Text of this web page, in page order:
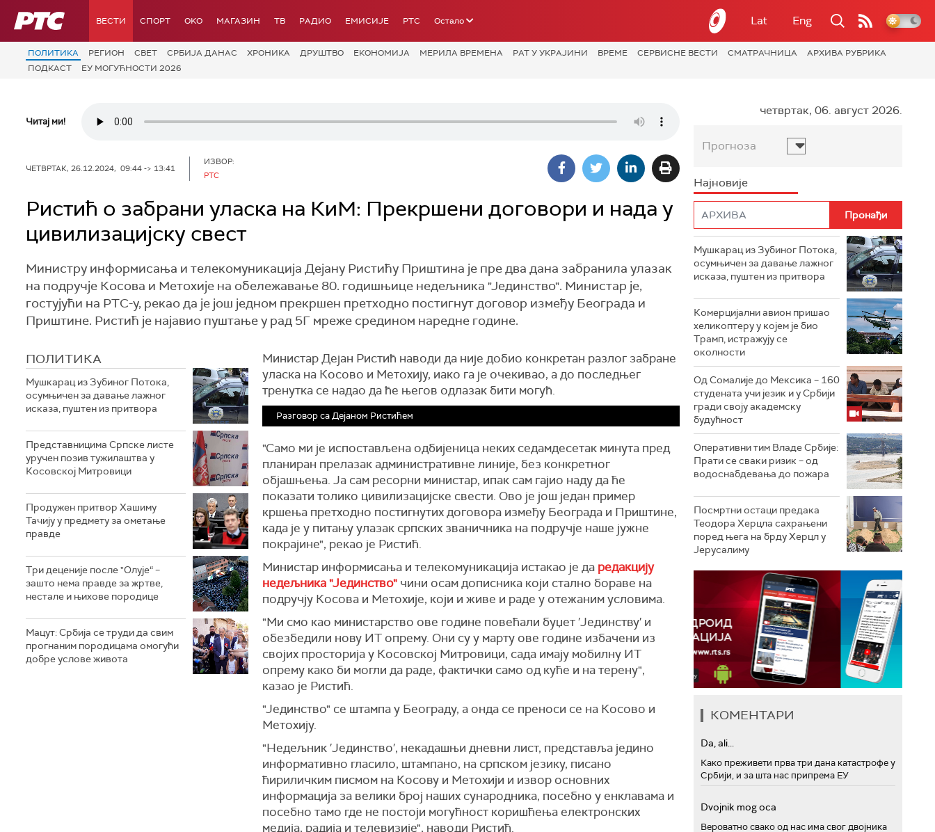
РТС ВЕСТИ СПОРТ OKO МАГАЗИН ТВ РАДИО ЕМИСИЈЕ РТС Остало Lat Eng
ПОЛИТИКА РЕГИОН СВЕТ СРБИЈА ДАНАС ХРОНИКА ДРУШТВО ЕКОНОМИЈА МЕРИЛА ВРЕМЕНА РАТ У УКРАЈИНИ ВРЕМЕ СЕРВИСНЕ ВЕСТИ СМАТРАЧНИЦА
АРХИВА РУБРИКА
ПОДКАСТ
ЕУ МОГУЋНОСТИ 2026
Читај ми!
ЧЕТВРТАК, 26.12.2024, 09:44 -> 13:41
ИЗВОР:
РТС
Ристић о забрани уласка на КиМ: Прекршени договори и нада у
цивилизацијску свест
Министру информисања и телекомуникација Дејану Ристићу Приштина је пре два дана забранила улазак
на подручје Косова и Метохије на обележавање 80. годишњице недељника "Јединство". Министар је,
гостујући на РТС-у, рекао да је још једном прекршен претходно постигнут договор између Београда и
Приштине. Ристић је најавио пуштање у рад 5Г мреже средином наредне године.
ПОЛИТИКА
Мушкарац из Зубиног Потока,
осумњичен за давање лажног
исказа, пуштен из притвора
Представницима Српске листе
уручен позив тужилаштва у
Косовској Митровици
Продужен притвор Хашиму
Тачију у предмету за ометање
правде
Три деценије после "Олује“ –
зашто нема правде за жртве,
нестале и њихове породице
Мацут: Србија се труди да свим
прогнаним породицама омогући
добре услове живота
Министар Дејан Ристић наводи да није добио конкретан разлог забране
уласка на Косово и Метохију, иако га је очекивао, а до последњег
тренутка се надао да ће његов одлазак бити могућ.
Разговор са Дејаном Ристићем
"Само ми је испостављена одбијеница неких седамдесетак минута пред
планиран прелазак административне линије, без конкретног
објашњења. Ја сам ресорни министар, ипак сам гајио наду да ће
показати толико цивилизацијске свести. Ово је још један пример
кршења претходно постигнутих договора између Београда и Приштине,
када је у питању улазак српских званичника на подручје наше јужне
покрајине", рекао је Ристић.
Министар информисања и телекомуникација истакао је да редакцију
недељника "Јединство" чини осам дописника који стално бораве на
подручју Косова и Метохије, који и живе и раде у отежаним условима.
"Ми смо као министарство ове године повећали буџет ′Јединству′ и
обезбедили нову ИТ опрему. Они су у марту ове године избачени из
својих просторија у Косовској Митровици, сада имају мобилну ИТ
опрему како би могли да раде, фактички само од куће и на терену",
казао је Ристић.
"Јединство" се штампа у Београду, а онда се преноси се на Косово и
Метохију.
"Недељник ′Јединство′, некадашњи дневни лист, представља једино
информативно гласило, штампано, на српском језику, писано
ћириличким писмом на Косову и Метохији и извор основних
информација за велики број наших сународника, посебно у енклавама и
посебно тамо где не постоји могућност коришћења електронских
медија, радија и телевизије", наводи Ристић.
четвртак, 06. август 2026.
Прогноза
Најновије
Мушкарац из Зубиног Потока,
осумњичен за давање лажног
исказа, пуштен из притвора
Комерцијални авион пришао
хеликоптеру у којем је био
Трамп, истражују се
околности
Од Сомалије до Мексика – 160
студената учи језик и у Србији
гради своју академску
будућност
Оперативни тим Владе Србије:
Прати се сваки ризик – од
водоснабдевања до пожара
Посмртни остаци предака
Теодора Херцла сахрањени
поред њега на брду Херцл у
Јерусалиму
КОМЕНТАРИ
Da, ali...
Како преживети прва три дана катастрофе у
Србији, и за шта нас припрема ЕУ
Dvojnik mog oca
Вероватно свако од нас има свог двојника